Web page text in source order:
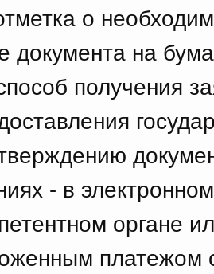
о
документа на
получения
- в
органе
платежом